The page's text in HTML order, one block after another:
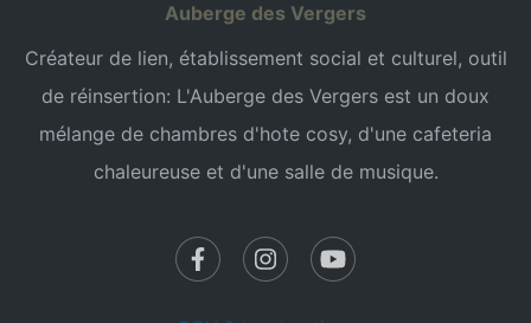
Auberge des Vergers
Créateur de lien, établissement social et culturel, outil
de réinsertion: L'Auberge des Vergers est un doux
mélange de chambres d'hote cosy, d'une cafeteria
chaleureuse et d'une salle de musique.